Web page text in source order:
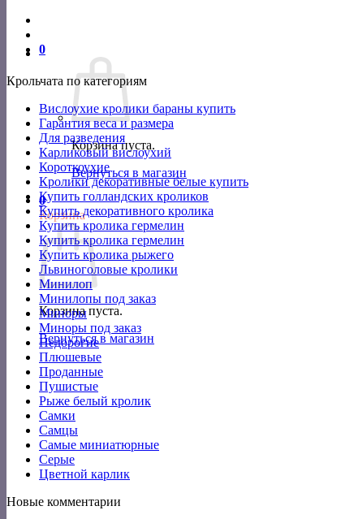
0
Корзина пуста.
Вернуться в магазин
0
Корзина
Корзина пуста.
Вернуться в магазин
Крольчата по категориям
Вислоухие кролики бараны купить
Гарантия веса и размера
Для разведения
Карликовый вислоухий
Короткоухие
Кролики декоративные белые купить
Купить голландских кроликов
Купить декоративного кролика
Купить кролика гермелин
Купить кролика гермелин
Купить кролика рыжего
Львиноголовые кролики
Минилоп
Минилопы под заказ
Миноры
Миноры под заказ
Недорогие
Плюшевые
Проданные
Пушистые
Рыже белый кролик
Самки
Самцы
Самые миниатюрные
Серые
Цветной карлик
Новые комментарии